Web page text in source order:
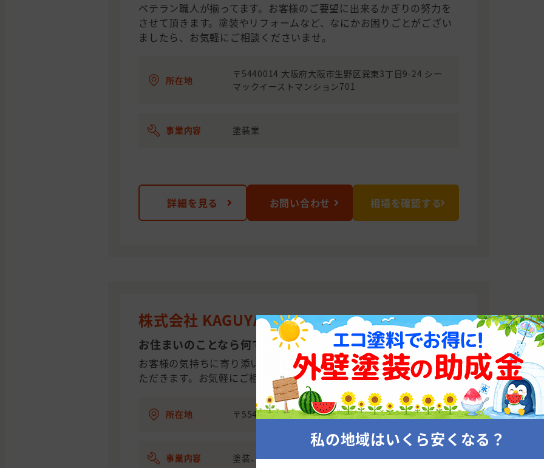
ベテラン職人が揃ってます。お客様のご要望に出来るかぎりの努力を
させて頂きます。塗装やリフォームなど、なにかお困りごとがござい
ましたら、お気軽にご相談くださいませ。
所在地
〒5440014 大阪府大阪市生野区巽東3丁目9-24 シー
マックイーストマンション701
事業内容 塗装業
詳細を見る お問い合わせ 相場を確認する
株式会社 KAGUYA
お住まいのことなら何でもおまかせください！
お客様の気持ちに寄り添いながら、スタッフ一同精一杯対応させてい
ただきます。お気軽にご相談くださいませ。
所在地 〒554-0013 大阪府大阪市此花区梅香2-1-19
事業内容 塗装、リフォーム
私の地域はいくら安くなる？